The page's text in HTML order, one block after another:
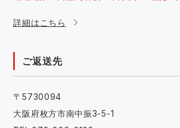
詳細はこちら
ご返送先
〒5730094
大阪府枚方市南中振3-5-1